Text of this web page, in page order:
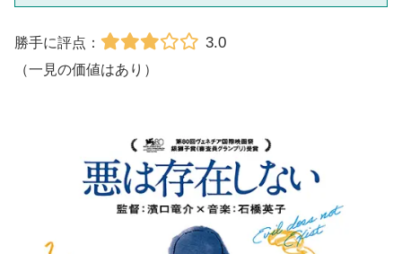
勝手に評点： 3.0
（一見の価値はあり）